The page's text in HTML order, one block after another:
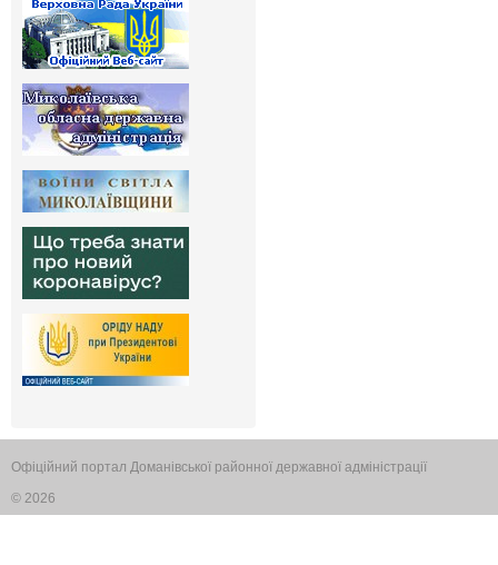
Офіційний портал Доманівської районної державної адміністрації
© 2026